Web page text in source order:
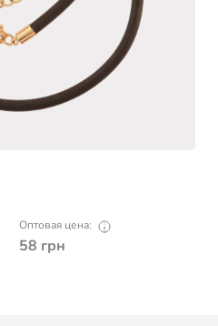
Оптовая цена:
58 грн